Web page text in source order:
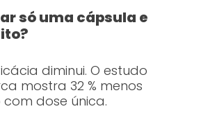
só uma cápsula e
diminui. O estudo
mostra 32 % menos
dose única.